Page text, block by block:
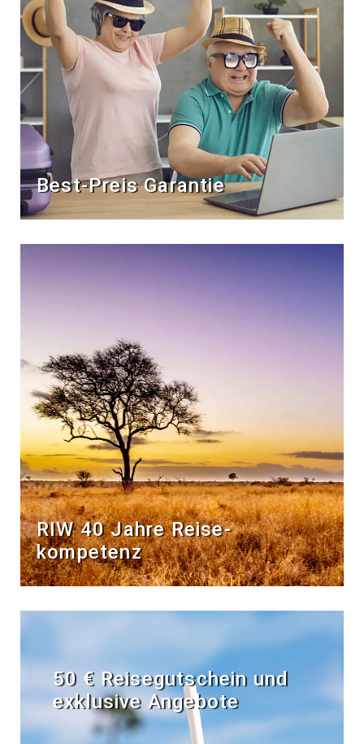
Best-Preis Garantie
RIW 40 Jahre Reise­
kompetenz
50 € Reisegutschein und
exklusive Angebote